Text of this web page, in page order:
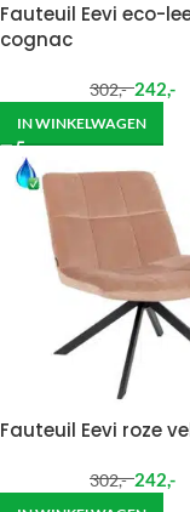
Fauteuil Eevi eco-
cognac
302,- 242,-
IN WINKELWAGEN
Fauteuil Eevi roze
302,- 242,-